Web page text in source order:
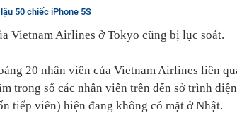
50 chiếc iPhone 5S
Vietnam Airlines ở Tokyo cũng bị lục soát.
20 nhân viên của Vietnam Airlines liên
trong số các nhân viên trên đến sở trình
tiếp viên) hiện đang không có mặt ở Nhật.